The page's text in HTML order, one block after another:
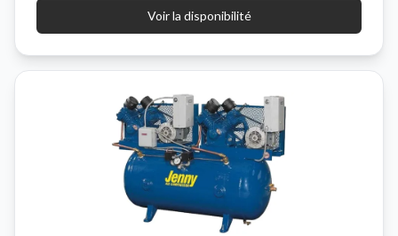
Voir la disponibilité